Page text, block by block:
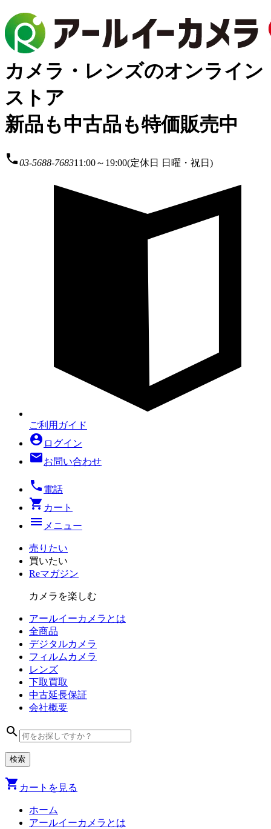
カメラ・レンズのオンライン
ストア
新品も中古品も特価販売中
local_phone03-5688-768311:00～19:00(定休日 日曜・祝日)
ご利用ガイド
account_circle ログイン
mailお問い合わせ
local_phone 電話
shopping_cart カート
menu メニュー
売りたい
買いたい
Reマガジン
カメラを楽しむ
アールイーカメラとは
全商品
デジタルカメラ
フィルム カメラ
レンズ
下取買取
中古延長保証
会社概要
search
shopping_cart カートを見る
ホーム
アールイーカメラとは